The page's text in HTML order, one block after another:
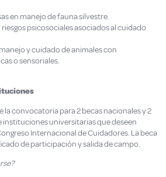
en manejo de fauna silvestre.
psicosociales asociados al cuidado
y cuidado de animales con
o sensoriales.
la convocatoria para 2 becas nacionales y 2
instituciones universitarias que deseen
Internacional de Cuidadores. La beca
de participación y salida de campo.